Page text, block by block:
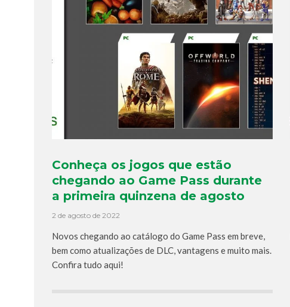
Conheça os jogos que estão
chegando ao Game Pass durante
a primeira quinzena de agosto
2 de agosto de 2022
Novos chegando ao catálogo do Game Pass em breve,
bem como atualizações de DLC, vantagens e muito mais.
Confira tudo aqui!